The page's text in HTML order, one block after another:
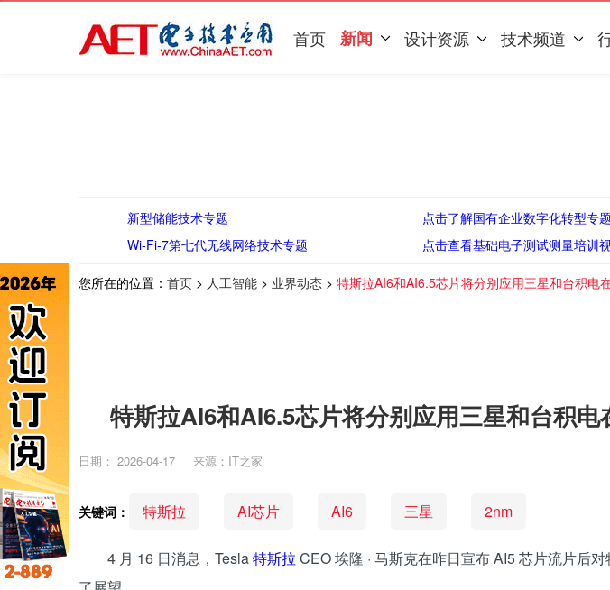
首页 新闻 设计资源 技术频道
新型储能技术专题
点击了解国有企业数字化转型专题
Wi-Fi-7第七代无线网络技术专题
点击查看基础电子测试测量培训
您所在的位置： 首页 > 人工智能 > 业界动态 > 特斯拉AI6和AI6.5芯片将分别应用三星和台积电
特斯拉AI6和AI6.5芯片将分别应用三星和台积
日期： 2026-04-17 来源：IT之家
关键词： 特斯拉 AI芯片 AI6 三星 2nm
4 月 16 日消息，Tesla特斯拉 CEO 埃隆 · 马斯克在昨日宣布 AI5 芯片流片后